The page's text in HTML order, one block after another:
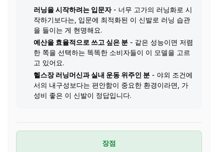
러닝을 시작하려는 입문자- 너무 고가의 러닝화로 시
작하기보다는, 입문에 최적화된 이 신발로 러닝 습관
을 들이는 게 현명해요.
예산을 효율적으로 쓰고 싶은 분 - 같은 성능이면 저렴
한 쪽을 선택하는 똑똑한 소비자들이 이 모델을 고르
고 있어요.
헬스장 러닝머신과 실내 운동 위주인 분 - 야외 조건에
서의 내구성보다는 편안함이 중요한 환경이라면, 가
성비 좋은 이 신발이 정답입니다.
장점